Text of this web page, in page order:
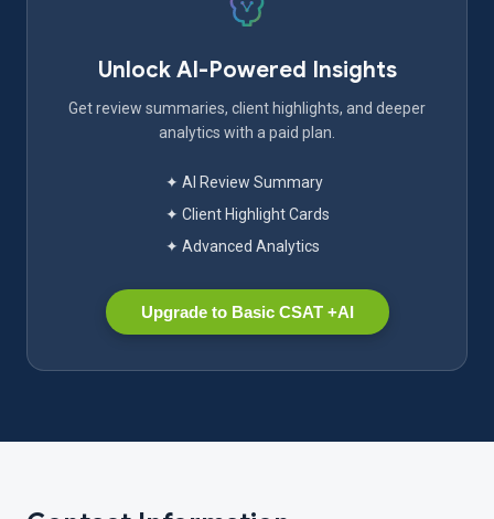
Unlock AI-Powered Insights
Get review summaries, client highlights, and deeper
analytics with a paid plan.
✦ AI Review Summary
✦ Client Highlight Cards
✦ Advanced Analytics
Upgrade to Basic CSAT +AI